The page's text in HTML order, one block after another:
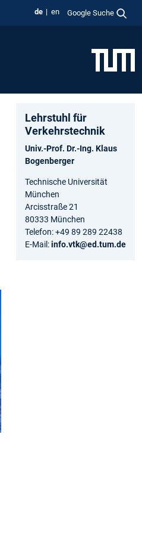
de en Google Suche
Lehrstuhl für
Verkehrstechnik
Univ.-Prof. Dr.-Ing. Klaus
Bogenberger
Technische Universität
München
Arcisstraße 21
80333 München
Telefon: +49 89 289 22438
E-Mail:info.vtk@ed.tum.de